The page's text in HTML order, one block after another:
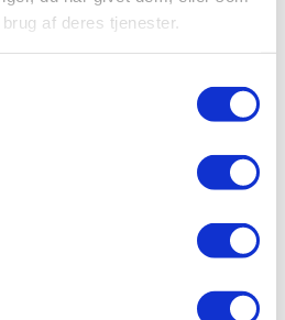
af deres tjenester.
er dette muligt, men
mellem
Systems’s ejendom.
af webudlejningssystemet.
i webudlejningssystemet